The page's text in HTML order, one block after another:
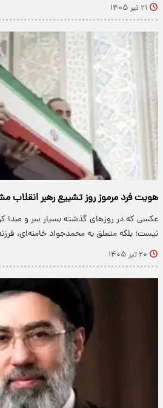
۲۱ تیر ۱۴۰۵
هویت فرد مرموز روز تشییع رهبر
عکسی که در روزهای گذشته بسیار سر و صدا
نیست؛ بلکه متعلق به محمدجواد خامنه‌ای،
۲۰ تیر ۱۴۰۵